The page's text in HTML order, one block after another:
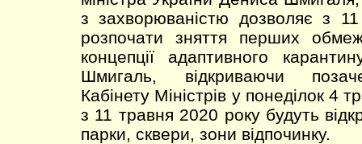
з захворюваністю дозволяє з
розпочати зняття перших
концепції адаптивного
Шмигаль, відкриваючи
Кабінету Міністрів у понеділок 4
з 11 травня 2020 року будуть
парки, сквери, зони відпочинку.